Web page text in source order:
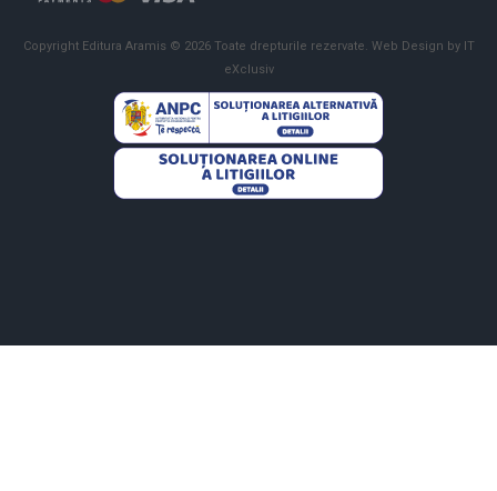
Copyright Editura Aramis © 2026 Toate drepturile rezervate. Web Design by IT
eXclusiv